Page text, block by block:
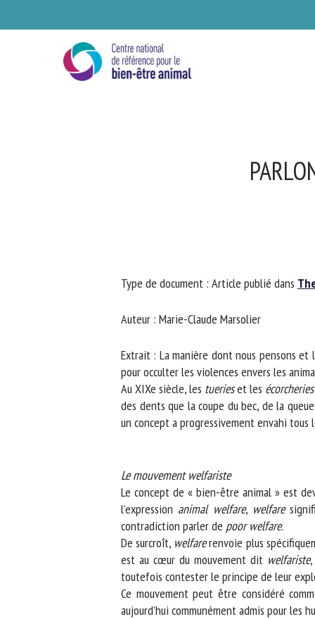
Type de document : Article publié dansThe
Auteur : Marie-Claude Marsolier
Extrait : La manière dont nous pensons et
pour occulter les violences envers les
Au XIXe siècle, lestuerieset lesécorcheries
des dents que la coupe du bec, de la
un concept a progressivement envahi tous
Le mouvement welfariste
Le concept de « bien-être animal » est
l’expression animal welfare,welfare
contradiction parler depoor welfare.
De surcroît,welfarerenvoie plus
est au cœur du mouvement ditwelfariste,
toutefois contester le principe de leur
Ce mouvement peut être considéré
aujourd’hui communément admis pour les
*